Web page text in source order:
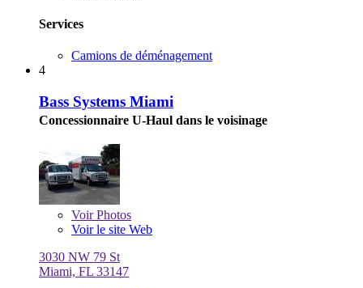
Services
Camions de déménagement
4
Bass Systems Miami
Concessionnaire U-Haul dans le voisinage
VoirPhotos
Voir le site Web
3030 NW 79 St
Miami, FL 33147